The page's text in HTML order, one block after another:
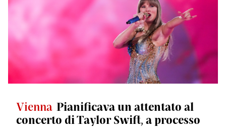
Vienna Pianificava un attentato al
concerto di Taylor Swift, a processo